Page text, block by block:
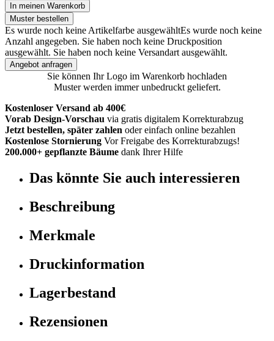
In meinen Warenkorb
Muster bestellen
Es wurde noch keine Artikelfarbe ausgewähltEs wurde noch keine
Anzahl angegeben. Sie haben noch keine Druckposition
ausgewählt. Sie haben noch keine Versandart ausgewählt.
Angebot anfragen
Sie können Ihr Logo im Warenkorb hochladen
Muster werden immer unbedruckt geliefert.
Kostenloser Versand ab 400€
Vorab Design-Vorschau via gratis digitalem Korrekturabzug
Jetzt bestellen, später zahlen oder einfach online bezahlen
Kostenlose Stornierung Vor Freigabe des Korrekturabzugs!
200.000+ gepflanzte Bäume dank Ihrer Hilfe
Das könnte Sie auch interessieren
Beschreibung
Merkmale
Druckinformation
Lagerbestand
Rezensionen